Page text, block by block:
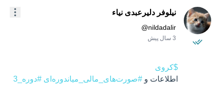
نیلوفر دلیرعبدی نیاء
@nildadalir
3 سال پیش
$کروی
اطلاعات و #صورت‌های_مالی_میاندوره‌ای
#دوره_3